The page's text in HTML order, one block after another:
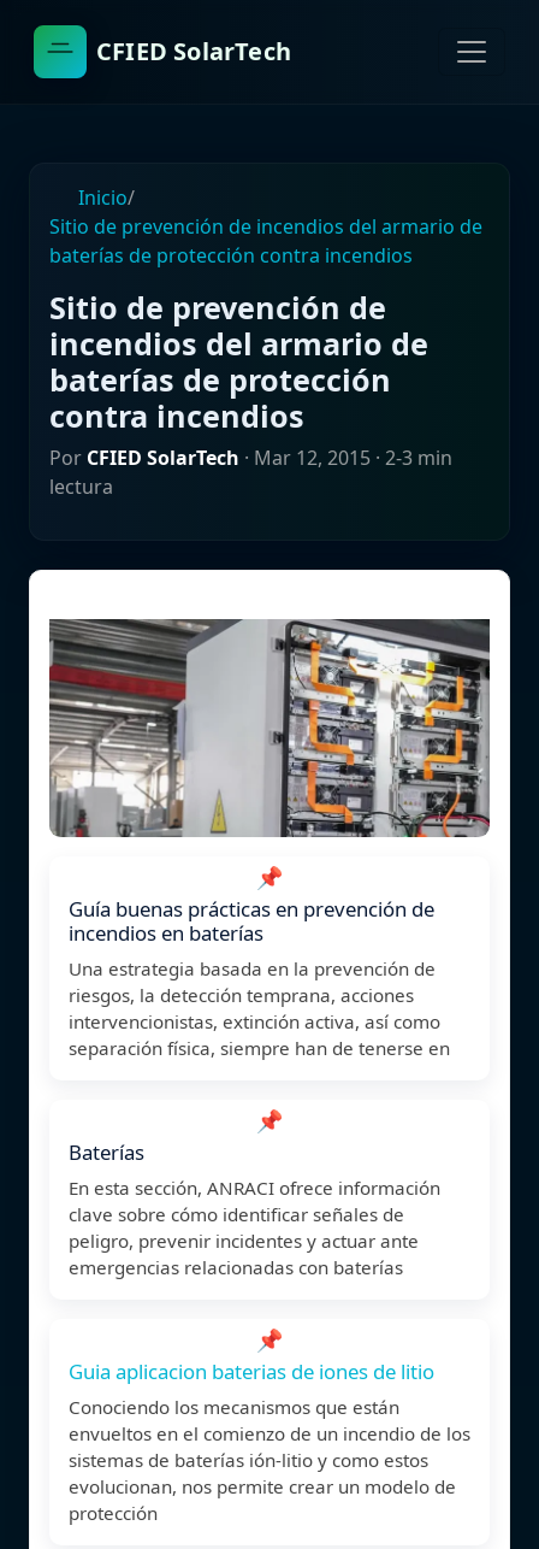
CFIED SolarTech
Inicio/
Sitio de prevención de incendios del armario de
baterías de protección contra incendios
Sitio de prevención de
incendios del armario de
baterías de protección
contra incendios
Por CFIED SolarTech · Mar 12, 2015 · 2-3 min
lectura
📌
Guía buenas prácticas en prevención de
incendios en baterías
Una estrategia basada en la prevención de
riesgos, la detección temprana, acciones
intervencionistas, extinción activa, así como
separación física, siempre han de tenerse en
📌
Baterías
En esta sección, ANRACI ofrece información
clave sobre cómo identificar señales de
peligro, prevenir incidentes y actuar ante
emergencias relacionadas con baterías
📌
Guia aplicacion baterias de iones de litio
Conociendo los mecanismos que están
envueltos en el comienzo de un incendio de los
sistemas de baterías ión-litio y como estos
evolucionan, nos permite crear un modelo de
protección